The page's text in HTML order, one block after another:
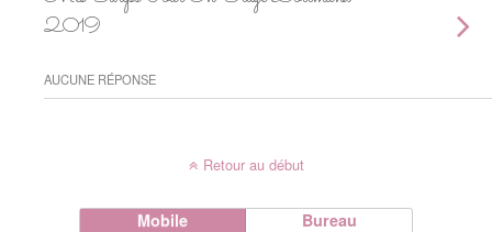
2019
AUCUNE RÉPONSE
Retour au début
Mobile Bureau